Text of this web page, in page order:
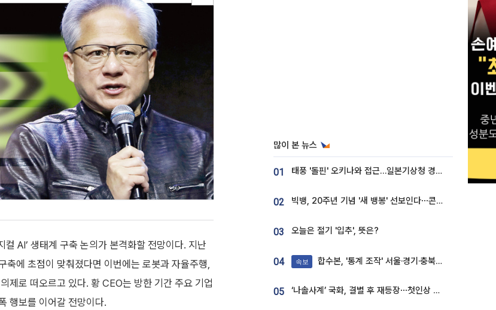
AI’ 생태계 구축 논의가 본격화할 전망이다. 지난
에 초점이 맞춰졌다면 이번에는 로봇과 자율주행,
제로 떠오르고 있다. 황 CEO는 방한 기간 주요 기업
행보를 이어갈 전망이다.
많이 본 뉴스
01 태풍 '돌핀' 오키나와 접근…일본기상청 경로 업데이트
02 빅뱅, 20주년 기념 '새 뱅봉' 선보인다⋯콘서트 앞두고 팝업 개최
03 오늘은 절기 '입추', 뜻은?
04 속보 합수본, '통계 조작' 서울·경기·충북 선관위 등 추가 압수수색
05 ‘나솔사계’ 국화, 결별 후 재등장⋯첫인상 투표 휩쓸고 ‘인기녀’ 등극